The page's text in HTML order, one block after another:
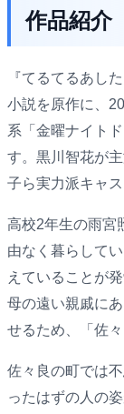
作品紹介
『てるてるあし
小説を原作に、
系「金曜ナイト
す。黒川智花が
子ら実力派キャ
高校2年生の雨宮
由なく暮らして
えていることが
母の遠い親戚に
せるため、「佐
佐々良の町では
ったはずの人の